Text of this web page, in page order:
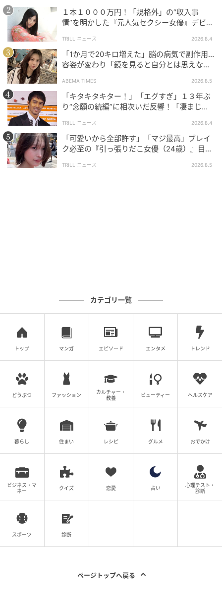
＜【七夕特別企画】『バカンスの法則』橋本環奈×チ
ェ・ジョンヒョプ ペアインタビュー＞
■橋本環奈×チェ・ジョンヒョプ
――今回、お二人は初共演となりますが、お互いの第
一印象や共演されてみての感想を教えてください。
橋本：第一印象は、もの凄く爽やかでクールな方だな
と思いました。言葉も文化も違う国へ来て、しかも日
本語のセリフを言いながらお芝居をするというのは、
めちゃくちゃ大変なことだと思うんです。演じる上で
通点や、似ているなと感じる部分はありましたか？
橋本：似ているっていうか、ほぼ当て書きみたいな感
じだったので、監督にも「もう、これは緑ではなくて
環奈ちゃんでいいです」というようなお話もしていた
だきました（笑）。なので私なりの、“緑らしさ”みた
間があれば掃除しちゃうところとか、みんながダラダ
ラしていても、しっかり片付けをしたりとか、料理を
したりもそうですし。本当に自分のパーソナルな部分
というか、似ているところだらけでした。現場ではあ
りのままでいることができました（笑）。
上との共通点や、似ているなと感じる部分はありまし
たか？
人として彼らを見守る視点や、寡黙な一面と少し似て
１本１０００万円！「規格外」の“収入事
情”を明かした『元人気セクシー女優』デビュ
TRILL ニュース 2026.8.4
「1か月で20キロ増えた」脳の病気で副作用…
容姿が変わり「鏡を見ると自分とは思えなか
ABEMA TIMES 2026.8.5
「キタキタキター！」「エグすぎ」１３年ぶ
り“念願の続編”に相次いだ反響！「凄まじく
TRILL ニュース 2026.8.4
「可愛いから全部許す」「マジ最高」ブレイ
ク必至の『引っ張りだこ女優（24歳）』目が
TRILL ニュース 2026.8.5
カテゴリ一覧
トップ マンガ エピソード エンタメ トレンド
どうぶつ ファッション
カルチャー・
教養
ビューティー ヘルスケア
暮らし 住まい レシピ グルメ おでかけ
ビジネス・マ
ネー
クイズ 恋愛 占い
心理テスト・
診断
スポーツ 診断
ページトップへ戻る